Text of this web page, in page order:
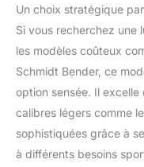
Un choix stratégique
Si vous recherchez une
les modèles coûteux
Schmidt Bender, ce
option sensée. Il
calibres légers comme
sophistiquées grâce à
à différents besoins